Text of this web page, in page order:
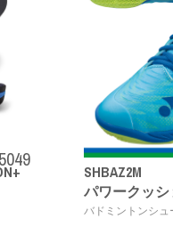
ンエアラスZメン
ズ
￥ 14080